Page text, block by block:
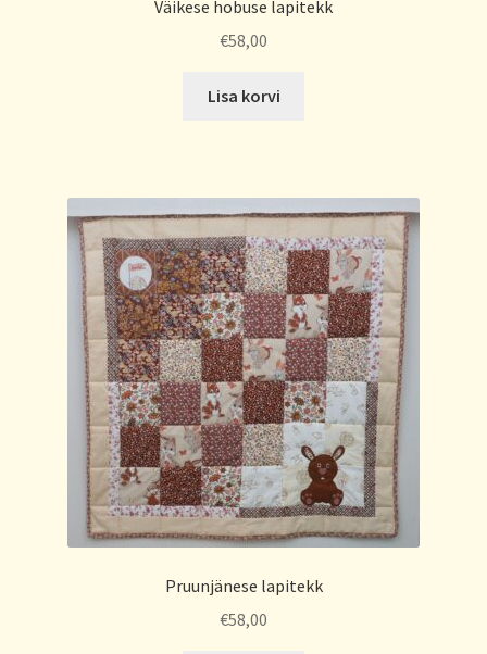
Väikese hobuse lapitekk
€58,00
Lisa korvi
Pruunjänese lapitekk
€58,00